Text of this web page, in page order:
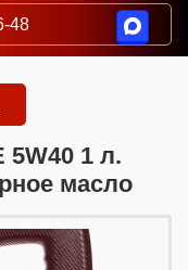
48
5W40 1 л.
масло